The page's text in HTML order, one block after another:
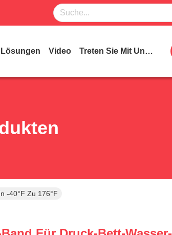
Lösungen Video Treten Sie Mit Uns In Verbindung
-40°F Zu 176°F